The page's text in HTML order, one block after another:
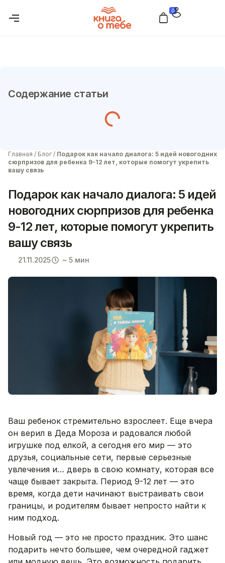
0
Главная / Блог / Подарок как начало диалога: 5 идей новогодних
сюрпризов для ребенка 9-12 лет, которые помогут укрепить
вашу связь
Подарок как начало диалога: 5 идей
новогодних сюрпризов для ребенка
9-12 лет, которые помогут укрепить
вашу связь
21.11.2025 ~ 5 мин
Ваш ребенок стремительно взрослеет. Еще вчера
он верил в Деда Мороза и радовался любой
игрушке под елкой, а сегодня его мир — это
друзья, социальные сети, первые серьезные
увлечения и… дверь в свою комнату, которая все
чаще бывает закрыта. Период 9-12 лет — это
время, когда дети начинают выстраивать свои
границы, и родителям бывает непросто найти к
ним подход.
Новый год — это не просто праздник. Это шанс
подарить нечто большее, чем очередной гаджет
Содержание статьи